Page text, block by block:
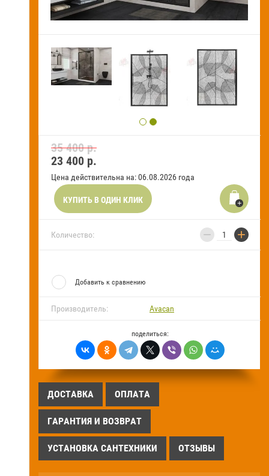
Оставить заявку на звонок
Оплата
Сервисное
обслуживание
Контакты
сайта
Блог
35 400 р.
23 400 р.
Цена действительна на: 06.08.2026 года
КУПИТЬ В ОДИН КЛИК
Количество: − +
Добавить к сравнению
Производитель: Avacan
поделиться:
ДОСТАВКА ОПЛАТА
ГАРАНТИЯ И ВОЗВРАТ
УСТАНОВКА САНТЕХНИКИ ОТЗЫВЫ